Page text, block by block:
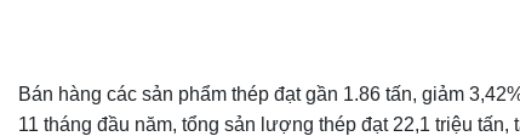
Bán hàng các sản phẩm thép đạt gần 1.86 tấn, giảm
11 tháng đầu năm, tổng sản lượng thép đạt 22,1 triệu